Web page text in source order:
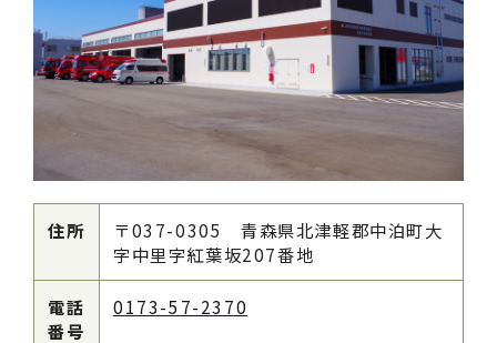
住所
〒037-0305 青森県北津軽郡中泊町大
字中里字紅葉坂207番地
電話
番号
0173-57-2370